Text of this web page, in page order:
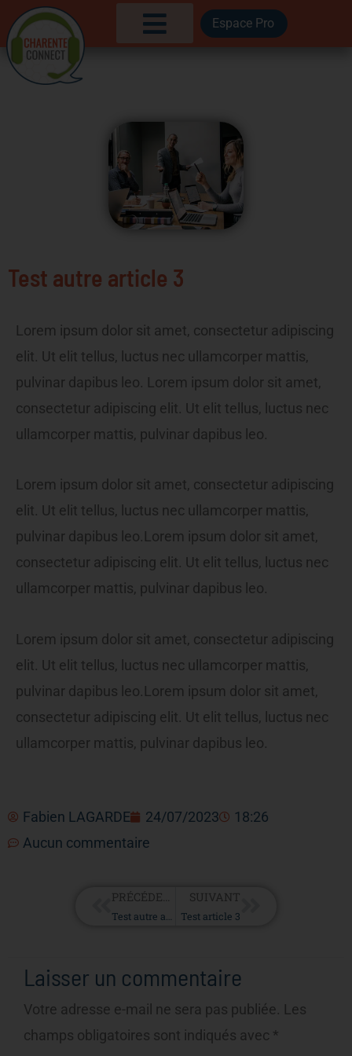
Aller
au
contenu
Espace Pro
Test autre article 3
Lorem ipsum dolor sit amet, consectetur adipiscing
elit. Ut elit tellus, luctus nec ullamcorper mattis,
pulvinar dapibus leo. Lorem ipsum dolor sit amet,
consectetur adipiscing elit. Ut elit tellus, luctus nec
ullamcorper mattis, pulvinar dapibus leo.
Lorem ipsum dolor sit amet, consectetur adipiscing
elit. Ut elit tellus, luctus nec ullamcorper mattis,
pulvinar dapibus leo.Lorem ipsum dolor sit amet,
consectetur adipiscing elit. Ut elit tellus, luctus nec
ullamcorper mattis, pulvinar dapibus leo.
Lorem ipsum dolor sit amet, consectetur adipiscing
elit. Ut elit tellus, luctus nec ullamcorper mattis,
pulvinar dapibus leo.Lorem ipsum dolor sit amet,
consectetur adipiscing elit. Ut elit tellus, luctus nec
ullamcorper mattis, pulvinar dapibus leo.
Fabien LAGARDE 24/07/2023
18:26
Aucun commentaire
Précédent
PRÉCÉDENT
Test autre article 4
SUIVANT
Test article 3
Laisser un commentaire
Votre adresse e-mail ne sera pas publiée. Les
champs obligatoires sont indiqués avec *